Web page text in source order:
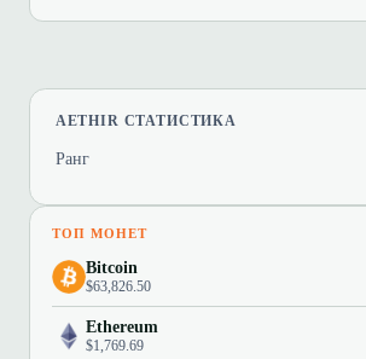
AETHIR СТАТИСТИКА
Ранг
ТОП МОНЕТ
Bitcoin
$63,826.50
Ethereum
$1,769.69